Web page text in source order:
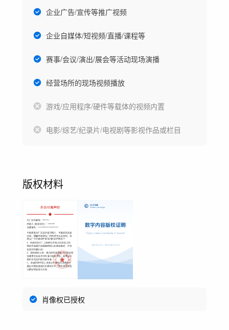
企业广告/宣传等推广视频
企业自媒体/短视频/直播/课程等
赛事/会议/演出/展会等活动现场演播
经营场所的现场视频播放
游戏/应用程序/硬件等载体的视频内置
电影/综艺/纪录片/电视剧等影视作品或栏目
版权材料
肖像权已授权